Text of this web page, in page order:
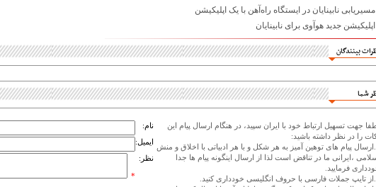
مسیریابی نابینایان در ایستگاه راه‌آهن با یک اپلیکیشن
اپلیکیشن جدید هوآوی برای نابینایان
بینندگان
شما
جهت تسهیل ارتباط خود با ایران سپید، در هنگام ارسال پیام این
را در نظر داشته باشید:
1.ارسال پیام های توهین آمیز به هر شکل و با هر ادبیاتی با اخلاق و منش
،ایرانی ما در تناقض است لذا از ارسال اینگونه پیام ها جدا
فرمایید.
نام:
ایمیل:
نظر:
*